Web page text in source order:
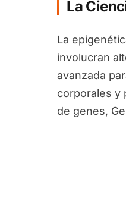
La
La
involucran
avanzada
corporales y
de genes,